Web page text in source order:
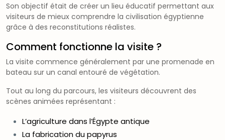
Son objectif était de créer un lieu éducatif permettant aux
visiteurs de mieux comprendre la civilisation égyptienne
grâce à des reconstitutions réalistes.
Comment fonctionne la visite ?
La visite commence généralement par une promenade en
bateau sur un canal entouré de végétation.
Tout au long du parcours, les visiteurs découvrent des
scènes animées représentant :
L’agriculture dans l’Égypte antique
La fabrication du papyrus